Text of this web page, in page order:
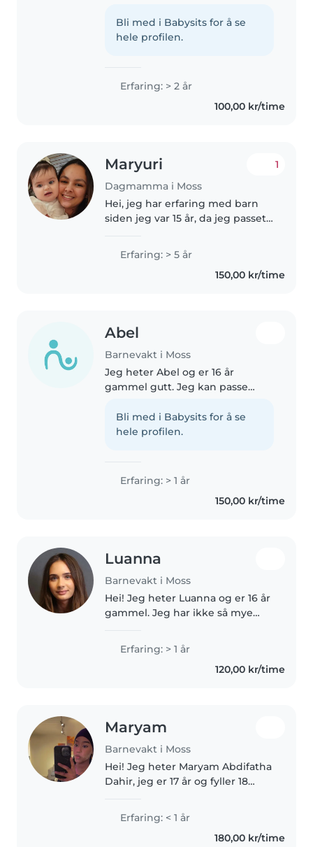
tone med de. Trener 2-3
klassinger i cheerleading og er
Bli med i Babysits for å se
hele profilen.
Erfaring: > 2 år
100,00 kr/time
Maryuri
Dagmamma i Moss
1
Hei, jeg har erfaring med barn
siden jeg var 15 år, da jeg passet
Hellas, hvor jeg jobbet som
barnevakt, blant annet for
tvillingjenter. Jeg lærte dem..
Erfaring: > 5 år
150,00 kr/time
Abel
Barnevakt i Moss
Jeg heter Abel og er 16 år
gammel gutt. Jeg kan passe
ute på date
Bli med i Babysits for å se
hele profilen.
Erfaring: > 1 år
150,00 kr/time
Luanna
Barnevakt i Moss
Hei! Jeg heter Luanna og er 16 år
gammel. Jeg har ikke så mye
men jeg har passet mye på mine
tre yngre søsken, så jeg er vant
til ansvar og å være sammen..
Erfaring: > 1 år
120,00 kr/time
Maryam
Barnevakt i Moss
Hei! Jeg heter Maryam Abdifatha
Dahir, jeg er 17 år og fyller 18
barnevakt fordi jeg er glad i barn
og trives med å skape trygge og
hyggelige omgivelser..
Erfaring: < 1 år
180,00 kr/time